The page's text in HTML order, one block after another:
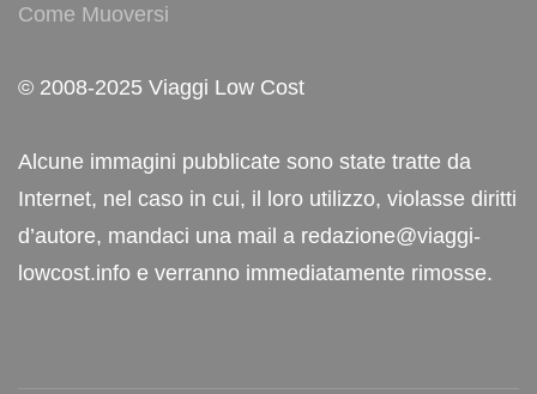
Come Muoversi
© 2008-2025 Viaggi Low Cost
Alcune immagini pubblicate sono state tratte da
Internet, nel caso in cui, il loro utilizzo, violasse diritti
d’autore, mandaci una mail a redazione@viaggi-
lowcost.info e verranno immediatamente rimosse.